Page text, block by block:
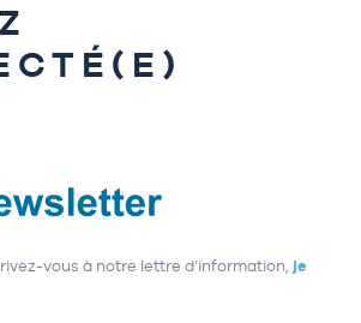
vous à notre lettre d’information, je